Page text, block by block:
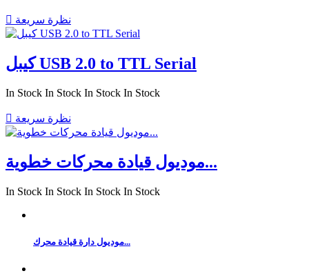
 نظرة سريعة
كيبل USB 2.0 to TTL Serial
In Stock In Stock In Stock In Stock
 نظرة سريعة
موديول قيادة محركات خطوية...
In Stock In Stock In Stock In Stock
موديول دارة قيادة محرك...